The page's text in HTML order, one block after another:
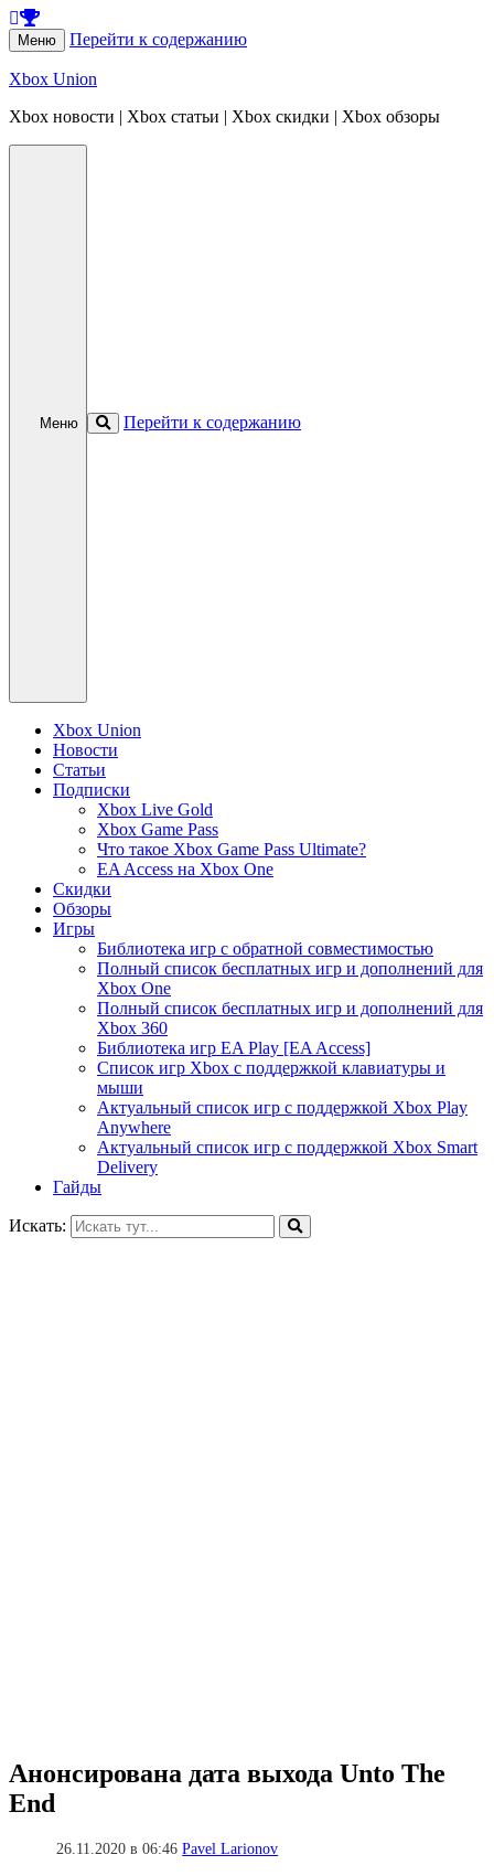
Меню Перейти к содержанию
Xbox Union
Xbox новости | Xbox статьи | Xbox скидки | Xbox обзоры
Меню Перейти к содержанию
Xbox Union
Новости
Статьи
Подписки
Xbox Live Gold
Xbox Game Pass
Что такое Xbox Game Pass Ultimate?
EA Access на Xbox One
Скидки
Обзоры
Игры
Библиотека игр с обратной совместимостью
Полный список бесплатных игр и дополнений для
Xbox One
Полный список бесплатных игр и дополнений для
Xbox 360
Библиотека игр EA Play [EA Access]
Список игр Xbox c поддержкой клавиатуры и
мыши
Актуальный список игр с поддержкой Xbox Play
Anywhere
Актуальный список игр с поддержкой Xbox Smart
Delivery
Гайды
Искать:
Анонсирована дата выхода Unto The
End
26.11.2020 в 06:46Pavel Larionov